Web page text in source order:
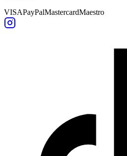
VISAPayPalMastercardMaestro